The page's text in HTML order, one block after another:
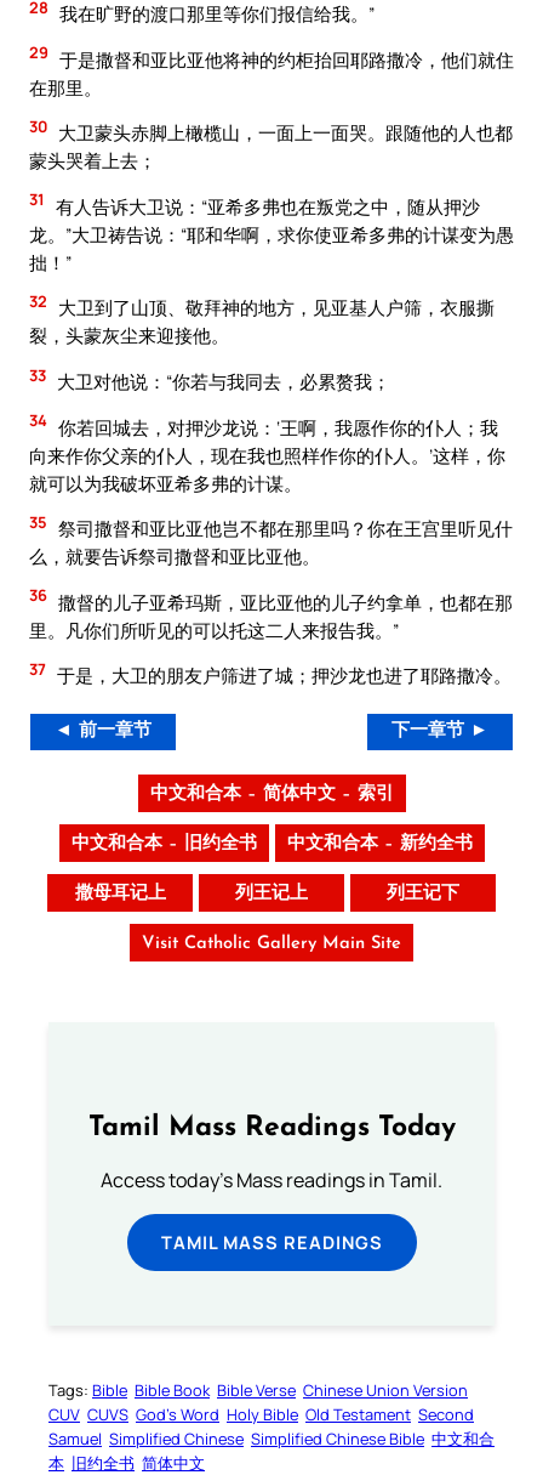
28 我在旷野的渡口那里等你们报信给我。”
29 于是撒督和亚比亚他将神的约柜抬回耶路撒冷，他们就住
在那里。
30 大卫蒙头赤脚上橄榄山，一面上一面哭。跟随他的人也都
蒙头哭着上去；
31
有人告诉大卫说：“亚希多弗也在叛党之中，随从押沙
龙。”大卫祷告说：“耶和华啊，求你使亚希多弗的计谋变为愚
拙！”
32
大卫到了山顶、敬拜神的地方，见亚基人户筛，衣服撕
裂，头蒙灰尘来迎接他。
33 大卫对他说：“你若与我同去，必累赘我；
34 你若回城去，对押沙龙说：‘王啊，我愿作你的仆人；我
向来作你父亲的仆人，现在我也照样作你的仆人。’这样，你
就可以为我破坏亚希多弗的计谋。
35 祭司撒督和亚比亚他岂不都在那里吗？你在王宫里听见什
么，就要告诉祭司撒督和亚比亚他。
36 撒督的儿子亚希玛斯，亚比亚他的儿子约拿单，也都在那
里。凡你们所听见的可以托这二人来报告我。”
37 于是，大卫的朋友户筛进了城；押沙龙也进了耶路撒冷。
◄ 前一章节 下一章节 ►
中文和合本 – 简体中文 – 索引
中文和合本 – 旧约全书 中文和合本 – 新约全书
撒母耳记上 列王记上 列王记下
Visit Catholic Gallery Main Site
Tamil Mass Readings Today
Access today's Mass readings in Tamil.
TAMIL MASS READINGS
Tags: Bible Bible Book Bible Verse Chinese Union Version
CUV CUVS God’s Word Holy Bible Old Testament Second
Samuel Simplified Chinese Simplified Chinese Bible 中文和合
本 旧约全书 简体中文